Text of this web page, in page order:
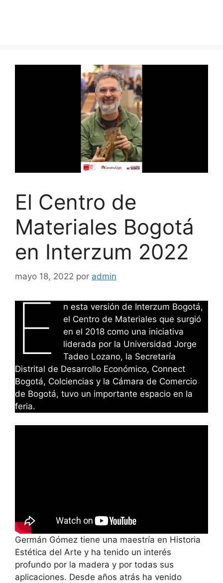
El Centro de
Materiales Bogotá
en Interzum 2022
mayo 18, 2022 por admin
E
n esta versión de Interzum Bogotá,
el Centro de Materiales que surgió
en el 2018 como una iniciativa
liderada por la Universidad Jorge
Tadeo Lozano, la Secretaría
Distrital de Desarrollo Económico, Connect
Bogotá, Colciencias y la Cámara de Comercio
de Bogotá, tuvo un importante espacio en la
feria.
Germán Gómez tiene una maestría en Historia
Estética del Arte y ha tenido un interés
profundo por la madera y por todas sus
aplicaciones. Desde años atrás ha venido